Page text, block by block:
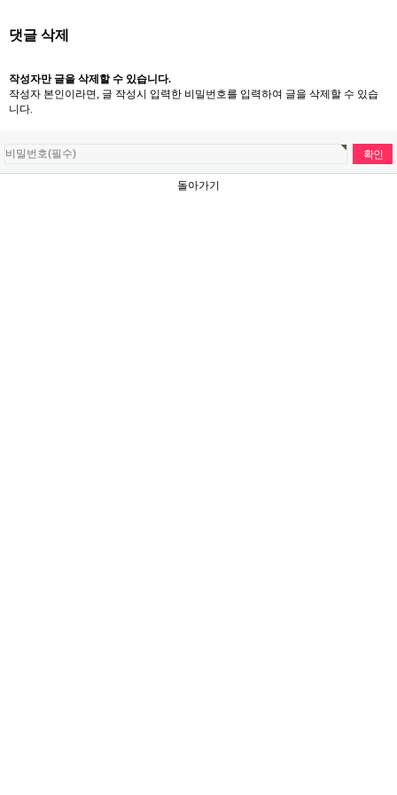
댓글 삭제
작성자만 글을 삭제할 수 있습니다.
작성자 본인이라면, 글 작성시 입력한 비밀번호를 입력하여 글을 삭제할 수 있습
니다.
돌아가기